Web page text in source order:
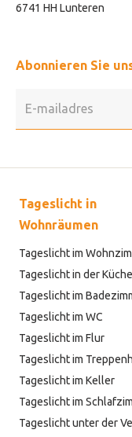
6741 HH Lunteren
Abonnieren Sie
Tageslicht in
Wohnräumen
Tageslicht im
Tageslicht in der Küche
Tageslicht im
Tageslicht im WC
Tageslicht im Flur
Tageslicht im
Tageslicht im Keller
Tageslicht im
Tageslicht unter der